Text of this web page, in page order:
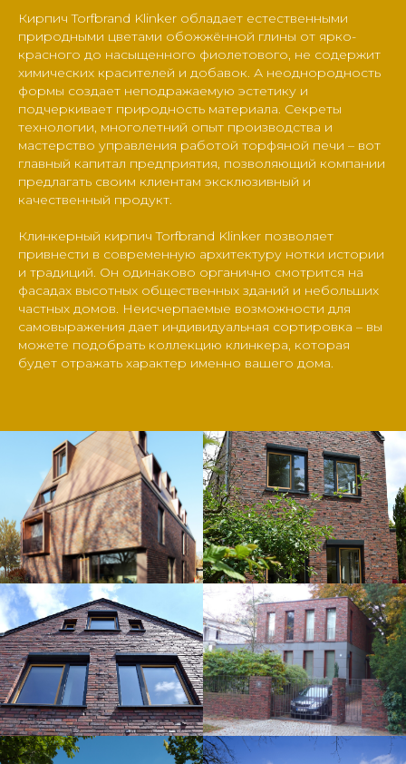
Кирпич Torfbrand Klinker обладает естественными
природными цветами обожжённой глины от ярко-
красного до насыщенного фиолетового, не содержит
химических красителей и добавок. А неоднородность
формы создает неподражаемую эстетику и
подчеркивает природность материала. Секреты
технологии, многолетний опыт производства и
мастерство управления работой торфяной печи – вот
главный капитал предприятия, позволяющий компании
предлагать своим клиентам эксклюзивный и
качественный продукт.
Клинкерный кирпич Torfbrand Klinker позволяет
привнести в современную архитектуру нотки истории
и традиций. Он одинаково органично смотрится на
фасадах высотных общественных зданий и небольших
частных домов. Неисчерпаемые возможности для
самовыражения дает индивидуальная сортировка – вы
можете подобрать коллекцию клинкера, которая
будет отражать характер именно вашего дома.